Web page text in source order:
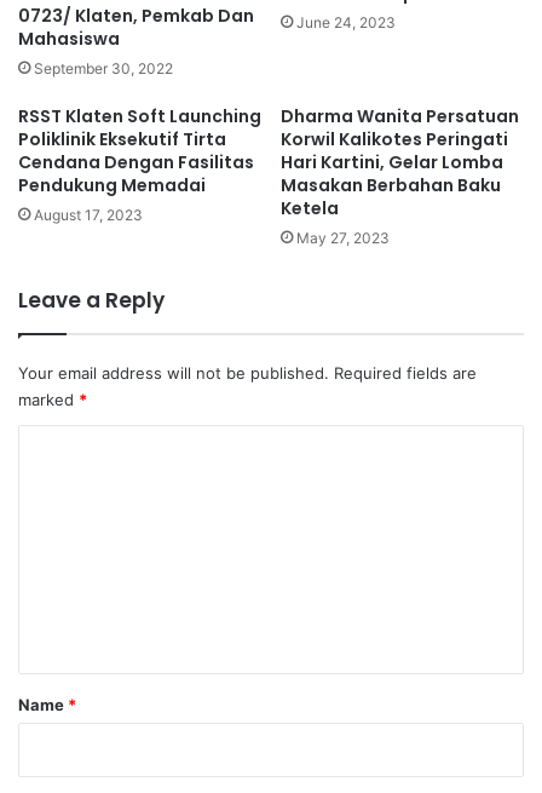
0723/ Klaten, Pemkab Dan
Mahasiswa
September 30, 2022
June 24, 2023
RSST Klaten Soft Launching
Poliklinik Eksekutif Tirta
Cendana Dengan Fasilitas
Pendukung Memadai
August 17, 2023
Dharma Wanita Persatuan
Korwil Kalikotes Peringati
Hari Kartini, Gelar Lomba
Masakan Berbahan Baku
Ketela
May 27, 2023
Leave a Reply
Your email address will not be published. Required fields are
marked *
Name *